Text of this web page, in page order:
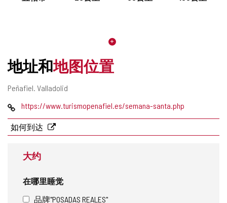
地址和地图位置
邮
地
址
Peñafiel. Valladolid
网
https://www.turismopenafiel.es/semana-santa.php
如何到达
大约
在哪里睡觉
品牌"POSADAS REALES"